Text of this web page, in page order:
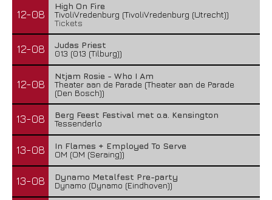
12-08
High On Fire
TivoliVredenburg (TivoliVredenburg (Utrecht))
Tickets
12-08
Judas Priest
013 (013 (Tilburg))
12-08
Ntjam Rosie - Who I Am
Theater aan de Parade (Theater aan de Parade
(Den Bosch))
13-08
Berg Feest Festival met o.a. Kensington
Tessenderlo
13-08
In Flames + Employed To Serve
OM (OM (Seraing))
13-08
Dynamo Metalfest Pre-party
Dynamo (Dynamo (Eindhoven))